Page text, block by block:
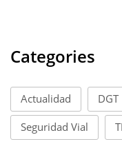
Categories
Actualidad DGT
Seguridad Vial